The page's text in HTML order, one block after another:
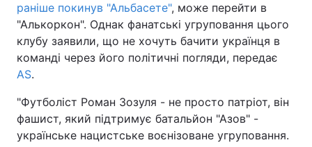
Економіка Світ
Спорт Наука
Техно і зв'язок
Зброя Інциденти
Здоров'я Туризм
раніше покинув "Альбасете", може перейти в
"Алькоркон". Однак фанатські угруповання цього
клубу заявили, що не хочуть бачити українця в
команді через його політичні погляди, передає
AS.
"Футболіст Роман Зозуля - не просто патріот, він
фашист, який підтримує батальйон "Азов" -
українське нацистське воєнізоване угруповання.